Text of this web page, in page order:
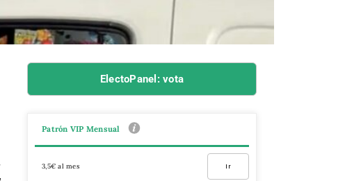
ElectoPanel: vota
Patrón VIP Mensual
3,5€ al mes Ir